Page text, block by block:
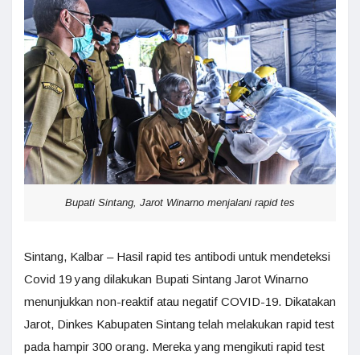
Bupati Sintang, Jarot Winarno menjalani rapid tes
Sintang, Kalbar – Hasil rapid tes antibodi untuk mendeteksi
Covid 19 yang dilakukan Bupati Sintang Jarot Winarno
menunjukkan non-reaktif atau negatif COVID-19. Dikatakan
Jarot, Dinkes Kabupaten Sintang telah melakukan rapid test
pada hampir 300 orang. Mereka yang mengikuti rapid test